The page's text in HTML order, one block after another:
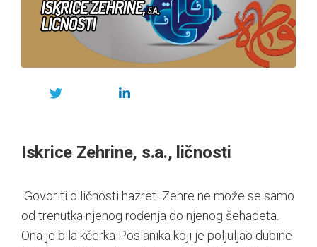
Iskrice Zehrine, s.a., ličnosti
Govoriti o ličnosti hazreti Zehre ne može se samo
od trenutka njenog rođenja do njenog šehadeta.
Ona je bila kćerka Poslanika koji je poljuljao dubine